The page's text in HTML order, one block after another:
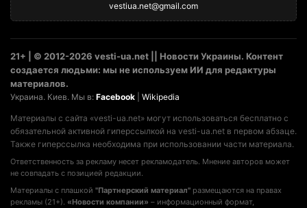
vestiua.net@gmail.com
21+ | © 2012-2026 vesti-ua.net || Новости Украины. Контент
создается людьми: мы не используем ИИ для редактуры
материалов.
Украина. Киев. Мы в: Facebook Wikipedia
Материалы с сайта «vesti-ua.net» могут использоваться бесплатно с
обязательной активной гиперссылкой на vesti-ua.net в первом абзаце.
Также гиперссылка необходима при использовании части материала.
Ответственность за рекламу несет рекламодатель. Мнение авторов может
не совпадать с позицией редакции.
Материалы с плашкой "Партнерский материал" размещаются на правах
рекламы (21+). «Новости компании» – информационный формат,